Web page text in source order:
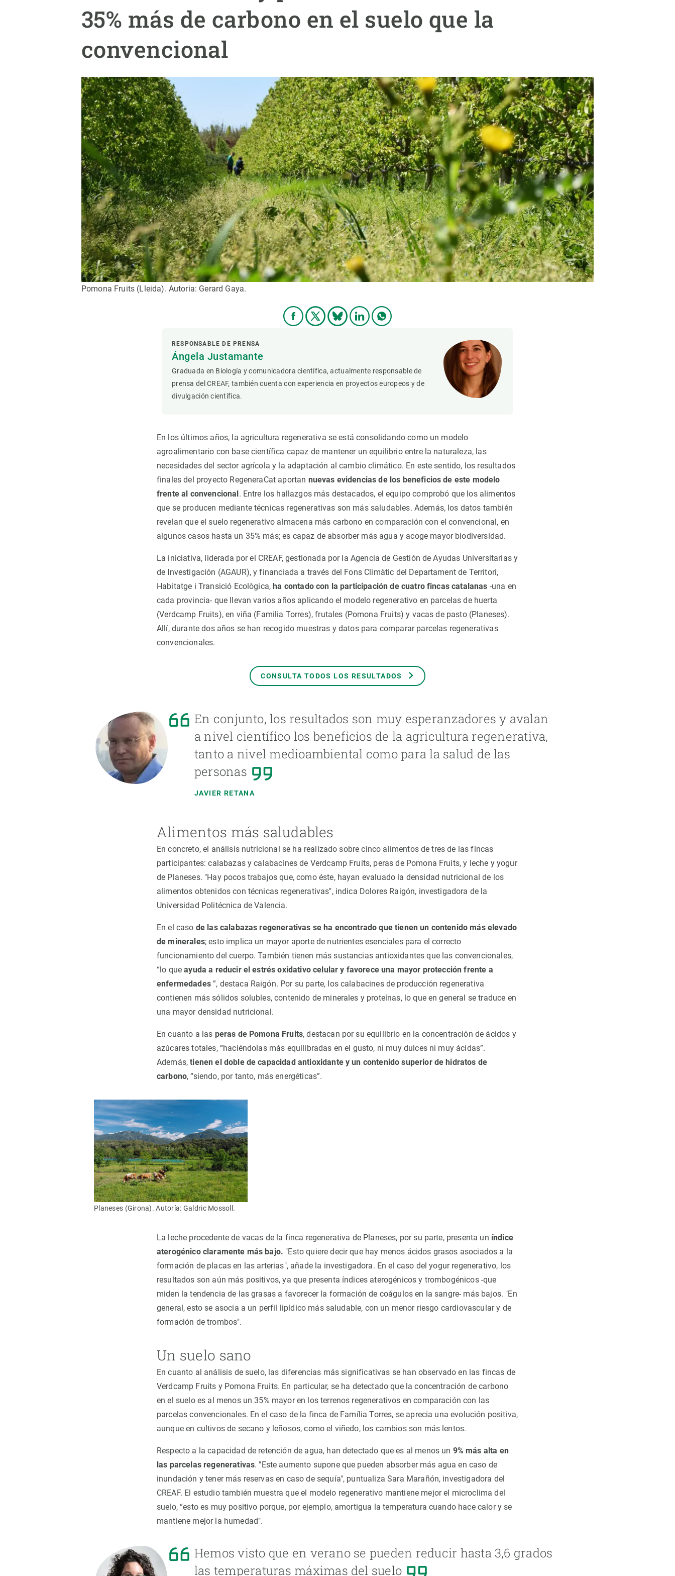
35% más de carbono en el suelo que la
convencional
Pomona Fruits (Lleida). Autoria: Gerard Gaya.
RESPONSABLE DE PRENSA
Ángela Justamante
Graduada en Biología y comunicadora científica, actualmente responsable de
prensa del CREAF, también cuenta con experiencia en proyectos europeos y de
divulgación científica.
En los últimos años, la agricultura regenerativa se está consolidando como un modelo
agroalimentario con base científica capaz de mantener un equilibrio entre la naturaleza, las
necesidades del sector agrícola y la adaptación al cambio climático. En este sentido, los resultados
finales del proyecto RegeneraCat aportan nuevas evidencias de los beneficios de este modelo
frente al convencional. Entre los hallazgos más destacados, el equipo comprobó que los alimentos
que se producen mediante técnicas regenerativas son más saludables. Además, los datos también
revelan que el suelo regenerativo almacena más carbono en comparación con el convencional, en
algunos casos hasta un 35% más; es capaz de absorber más agua y acoge mayor biodiversidad.
La iniciativa, liderada por el CREAF, gestionada por la Agencia de Gestión de Ayudas Universitarias y
de Investigación (AGAUR), y financiada a través del Fons Climàtic del Departament de Territori,
Habitatge i Transició Ecològica,ha contado con la participación de cuatro fincas catalanas -una en
cada provincia- que llevan varios años aplicando el modelo regenerativo en parcelas de huerta
(Verdcamp Fruits), en viña (Familia Torres), frutales (Pomona Fruits) y vacas de pasto (Planeses).
Allí, durante dos años se han recogido muestras y datos para comparar parcelas regenerativas
convencionales.
CONSULTA TODOS LOS RESULTADOS
En conjunto, los resultados son muy esperanzadores y avalan
a nivel científico los beneficios de la agricultura regenerativa,
tanto a nivel medioambiental como para la salud de las
personas
JAVIER RETANA
Alimentos más saludables
En concreto, el análisis nutricional se ha realizado sobre cinco alimentos de tres de las fincas
participantes: calabazas y calabacines de Verdcamp Fruits, peras de Pomona Fruits, y leche y yogur
de Planeses. "Hay pocos trabajos que, como éste, hayan evaluado la densidad nutricional de los
alimentos obtenidos con técnicas regenerativas", indica Dolores Raigón, investigadora de la
Universidad Politécnica de Valencia.
En el caso de las calabazas regenerativas se ha encontrado que tienen un contenido más elevado
de minerales; esto implica un mayor aporte de nutrientes esenciales para el correcto
funcionamiento del cuerpo. También tienen más sustancias antioxidantes que las convencionales,
“lo queayuda a reducir el estrés oxidativo celular y favorece una mayor protección frente a
enfermedades”, destaca Raigón. Por su parte, los calabacines de producción regenerativa
contienen más sólidos solubles, contenido de minerales y proteínas, lo que en general se traduce en
una mayor densidad nutricional.
En cuanto a las peras de Pomona Fruits, destacan por su equilibrio en la concentración de ácidos y
azúcares totales, “haciéndolas más equilibradas en el gusto, ni muy dulces ni muy ácidas”.
Además,tienen el doble de capacidad antioxidante y un contenido superior de hidratos de
carbono, “siendo, por tanto, más energéticas”.
Planeses (Girona). Autoría: Galdric Mossoll.
La leche procedente de vacas de la finca regenerativa de Planeses, por su parte, presenta un índice
aterogénico claramente más bajo. "Esto quiere decir que hay menos ácidos grasos asociados a la
formación de placas en las arterias", añade la investigadora. En el caso del yogur regenerativo, los
resultados son aún más positivos, ya que presenta índices aterogénicos y trombogénicos -que
miden la tendencia de las grasas a favorecer la formación de coágulos en la sangre- más bajos. "En
general, esto se asocia a un perfil lipídico más saludable, con un menor riesgo cardiovascular y de
formación de trombos".
Un suelo sano
En cuanto al análisis de suelo, las diferencias más significativas se han observado en las fincas de
Verdcamp Fruits y Pomona Fruits. En particular, se ha detectado que la concentración de carbono
en el suelo es al menos un 35% mayor en los terrenos regenerativos en comparación con las
parcelas convencionales. En el caso de la finca de Família Torres, se aprecia una evolución positiva,
aunque en cultivos de secano y leñosos, como el viñedo, los cambios son más lentos.
Respecto a la capacidad de retención de agua, han detectado que es al menos un 9% más alta en
las parcelas regenerativas. "Este aumento supone que pueden absorber más agua en caso de
inundación y tener más reservas en caso de sequía", puntualiza Sara Marañón, investigadora del
CREAF. El estudio también muestra que el modelo regenerativo mantiene mejor el microclima del
suelo, “esto es muy positivo porque, por ejemplo, amortigua la temperatura cuando hace calor y se
mantiene mejor la humedad".
Hemos visto que en verano se pueden reducir hasta 3,6 grados
las temperaturas máximas del suelo
Oficina de prensa
Documentación
Observación de la Tierra
Temas transversales
Synthesis Actions
Programa de másteres y doctorado
Visitante o sabático
Seminarios y actividades internas
Te ofrecemos formación
NOTICIAS Y AGENDA
Eventos anteriores
Cambio global
Funcionamiento de los ecosistemas
Observación de la Tierra